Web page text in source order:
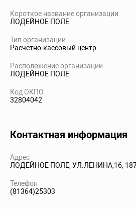
Короткое название организации
ЛОДЕЙНОЕ ПОЛЕ
Тип организации
Расчетно-кассовый центр
Расположение организации
ЛОДЕЙНОЕ ПОЛЕ
Код ОКПО
32804042
Контактная информация
Адрес
ЛОДЕЙНОЕ ПОЛЕ, УЛ.ЛЕНИНА,16,
Телефон
(81364)25303